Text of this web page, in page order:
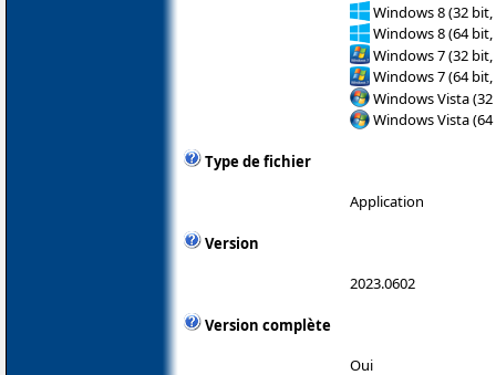
Windows 8 (32 bit,
Windows 8 (64 bit,
Windows 7 (32 bit,
Windows 7 (64 bit,
Windows Vista
Windows Vista
Type de fichier
Application
Version
2023.0602
Version complète
Oui